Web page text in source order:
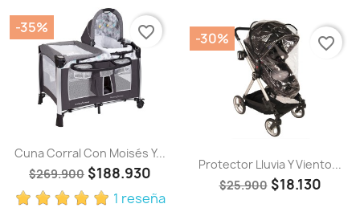
Cuna Corral Con Moisés Y...
$269.900 $188.930
1 reseña
-35% favorite_border
Protector Lluvia Y Viento...
$25.900 $18.130
-30% favorite_border